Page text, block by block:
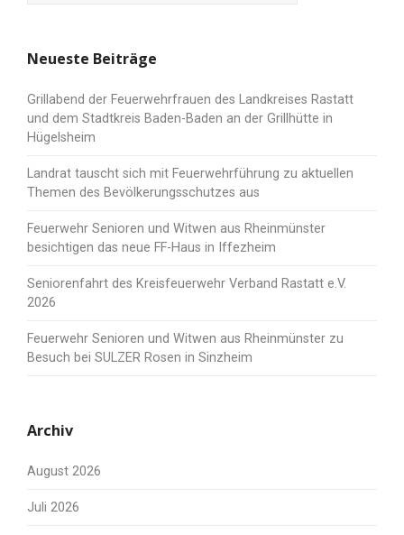
Neueste Beiträge
Grillabend der Feuerwehrfrauen des Landkreises Rastatt
und dem Stadtkreis Baden-Baden an der Grillhütte in
Hügelsheim
Landrat tauscht sich mit Feuerwehrführung zu aktuellen
Themen des Bevölkerungsschutzes aus
Feuerwehr Senioren und Witwen aus Rheinmünster
besichtigen das neue FF-Haus in Iffezheim
Seniorenfahrt des Kreisfeuerwehr Verband Rastatt e.V.
2026
Feuerwehr Senioren und Witwen aus Rheinmünster zu
Besuch bei SULZER Rosen in Sinzheim
Archiv
August 2026
Juli 2026